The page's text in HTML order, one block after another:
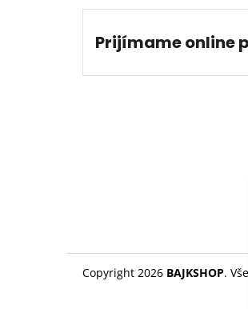
Prijímame online
Copyright 2026 BAJKSHOP.